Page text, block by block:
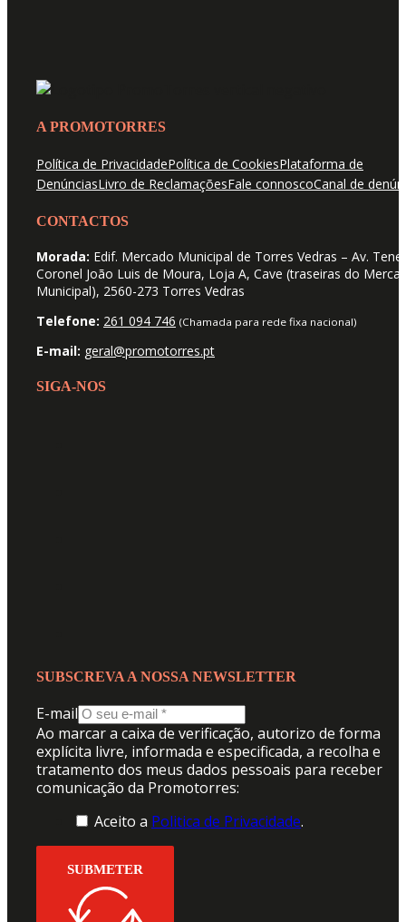
A PROMOTORRES
Política de PrivacidadePolítica de CookiesPlataforma de
DenúnciasLivro de ReclamaçõesFale connoscoCanal de
CONTACTOS
Morada: Edif. Mercado Municipal de Torres Vedras – Av.
Coronel João Luis de Moura, Loja A, Cave (traseiras do
Municipal), 2560-273 Torres Vedras
Telefone: 261 094 746 (Chamada para rede fixa nacional)
E-mail: geral@promotorres.pt
SIGA-NOS
SUBSCREVA A NOSSA NEWSLETTER
E-mail
Ao marcar a caixa de verificação, autorizo de forma
explícita livre, informada e especificada, a recolha e
tratamento dos meus dados pessoais para receber
comunicação da Promotorres:
Aceito a Politica de Privacidade.
SUBMETER